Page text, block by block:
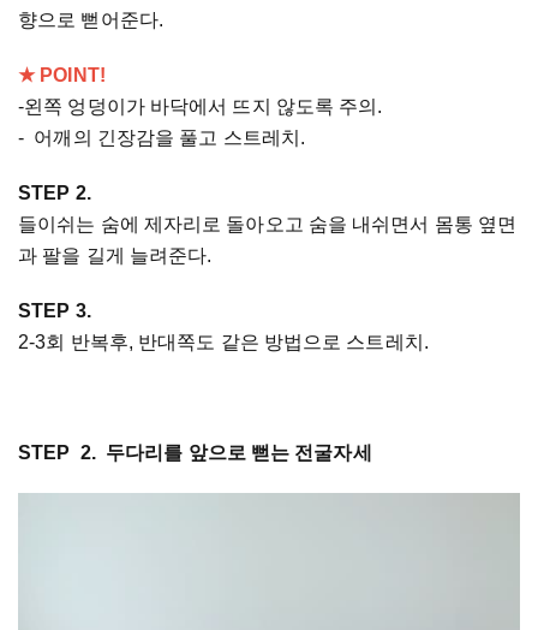
향으로 뻗어준다.
★ POINT!
-왼쪽 엉덩이가 바닥에서 뜨지 않도록 주의.
- 어깨의 긴장감을 풀고 스트레치.
STEP 2.
들이쉬는 숨에 제자리로 돌아오고 숨을 내쉬면서 몸통 옆면
과 팔을 길게 늘려준다.
STEP 3.
2-3회 반복후, 반대쪽도 같은 방법으로 스트레치.
STEP 2. 두다리를 앞으로 뻗는 전굴자세